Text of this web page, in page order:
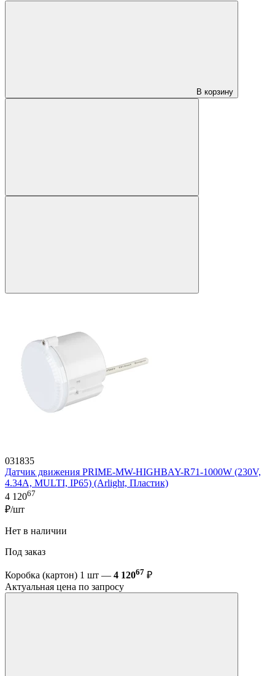
В корзину
031835
Датчик движения PRIME-MW-HIGHBAY-R71-1000W (230V,
4.34A, MULTI, IP65) (Arlight, Пластик)
4 12067
₽/шт
Нет в наличии
Под заказ
Коробка (картон) 1 шт — 4 12067 ₽
Актуальная цена по запросу